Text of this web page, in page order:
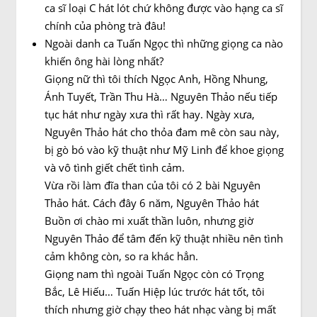
ca sĩ loại C hát lót chứ không được vào hạng ca sĩ
chính của phòng trà đâu!
Ngoài danh ca Tuấn Ngọc thì những giọng ca nào
khiến ông hài lòng nhất?
Giọng nữ thì tôi thích Ngọc Anh, Hồng Nhung,
Ánh Tuyết, Trần Thu Hà… Nguyên Thảo nếu tiếp
tục hát như ngày xưa thì rất hay. Ngày xưa,
Nguyên Thảo hát cho thỏa đam mê còn sau này,
bị gò bó vào kỹ thuật như Mỹ Linh để khoe giọng
và vô tình giết chết tình cảm.
Vừa rồi làm đĩa than của tôi có 2 bài Nguyên
Thảo hát. Cách đây 6 năm, Nguyên Thảo hát
Buồn ơi chào mi xuất thần luôn, nhưng giờ
Nguyên Thảo để tâm đến kỹ thuật nhiều nên tình
cảm không còn, so ra khác hẳn.
Giọng nam thì ngoài Tuấn Ngọc còn có Trọng
Bắc, Lê Hiếu… Tuấn Hiệp lúc trước hát tốt, tôi
thích nhưng giờ chạy theo hát nhạc vàng bị mất